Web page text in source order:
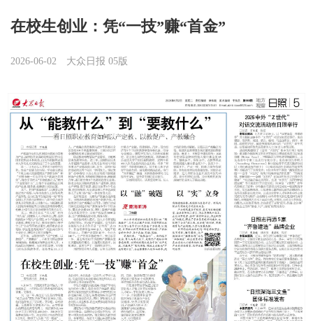
在校生创业：凭“一技”赚“首金”
2026-06-02 大众日报 05版